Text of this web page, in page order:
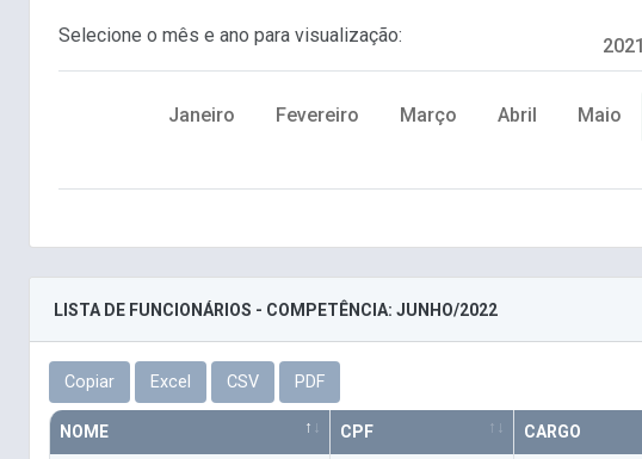
Selecione o mês e ano para visualização: 2021
Janeiro Fevereiro Março Abril Maio
LISTA DE FUNCIONÁRIOS - COMPETÊNCIA: JUNHO/2022
Copiar Excel CSV PDF
NOME CPF CARGO